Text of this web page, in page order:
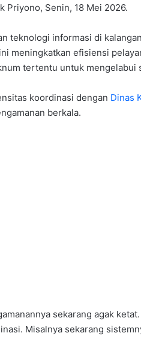
Priyono, Senin, 18 Mei 2026.
teknologi informasi di
meningkatkan efisiensi
tertentu untuk mengelabui
koordinasi dengan Dinas
berkala.
sekarang agak
Misalnya sekarang